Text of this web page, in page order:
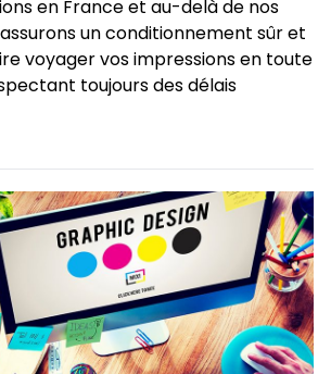
en France et au-delà de nos
un conditionnement sûr et
voyager vos impressions en toute
toujours des délais